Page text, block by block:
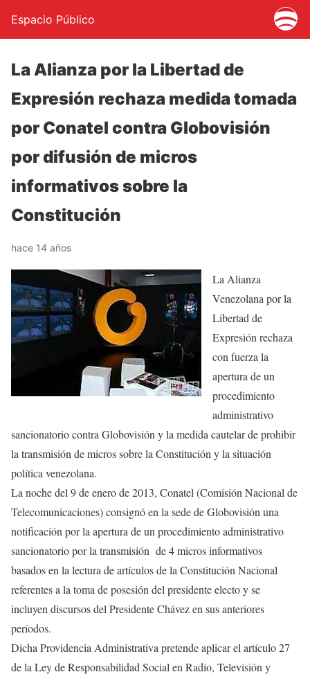
Espacio Público
La Alianza por la Libertad de
Expresión rechaza medida tomada
por Conatel contra Globovisión
por difusión de micros
informativos sobre la
Constitución
hace 14 años
La Alianza
Venezolana por la
Libertad de
Expresión rechaza
con fuerza la
apertura de un
procedimiento
administrativo
sancionatorio contra Globovisión y la medida cautelar de prohibir
la transmisión de micros sobre la Constitución y la situación
política venezolana.
La noche del 9 de enero de 2013, Conatel (Comisión Nacional de
Telecomunicaciones) consignó en la sede de Globovisión una
notificación por la apertura de un procedimiento administrativo
sancionatorio por la transmisión de 4 micros informativos
basados en la lectura de artículos de la Constitución Nacional
referentes a la toma de posesión del presidente electo y se
incluyen discursos del Presidente Chávez en sus anteriores
períodos.
Dicha Providencia Administrativa pretende aplicar el artículo 27
de la Ley de Responsabilidad Social en Radio, Televisión y